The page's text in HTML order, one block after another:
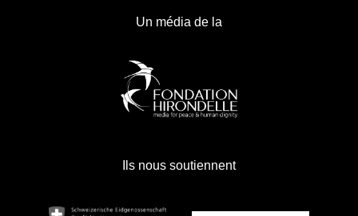
Un média de la
Ils nous soutiennent